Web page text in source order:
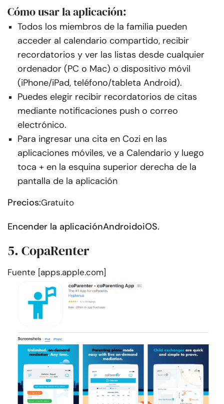
Cómo usar la aplicación:
Todos los miembros de la familia pueden
acceder al calendario compartido, recibir
recordatorios y ver las listas desde cualquier
ordenador (PC o Mac) o dispositivo móvil
(iPhone/iPad, teléfono/tableta Android).
Puedes elegir recibir recordatorios de citas
mediante notificaciones push o correo
electrónico.
Para ingresar una cita en Cozi en las
aplicaciones móviles, ve a Calendario y luego
toca + en la esquina superior derecha de la
pantalla de la aplicación
Precios:Gratuito
Encender la aplicaciónAndroidoiOS.
5. CopaRenter
Fuente [apps.apple.com]